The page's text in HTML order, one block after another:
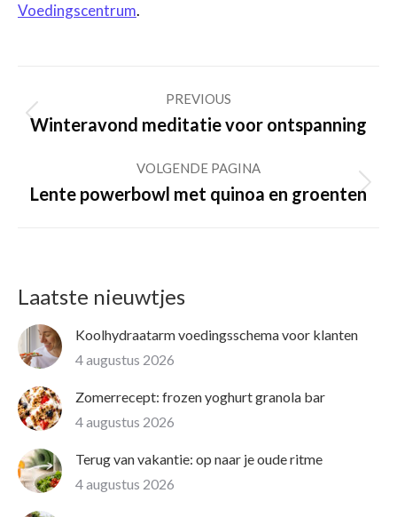
Voedingscentrum.
navigation
PREVIOUS
Previous
Winteravond meditatie voor ontspanning
VOLGENDE PAGINA
Volgende
Lente powerbowl met quinoa en groenten
Laatste nieuwtjes
Koolhydraatarm voedingsschema voor klanten
4 augustus 2026
Zomerrecept: frozen yoghurt granola bar
4 augustus 2026
Terug van vakantie: op naar je oude ritme
4 augustus 2026